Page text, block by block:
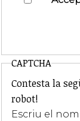
CAPTCHA
Contesta la
robot!
Escriu el